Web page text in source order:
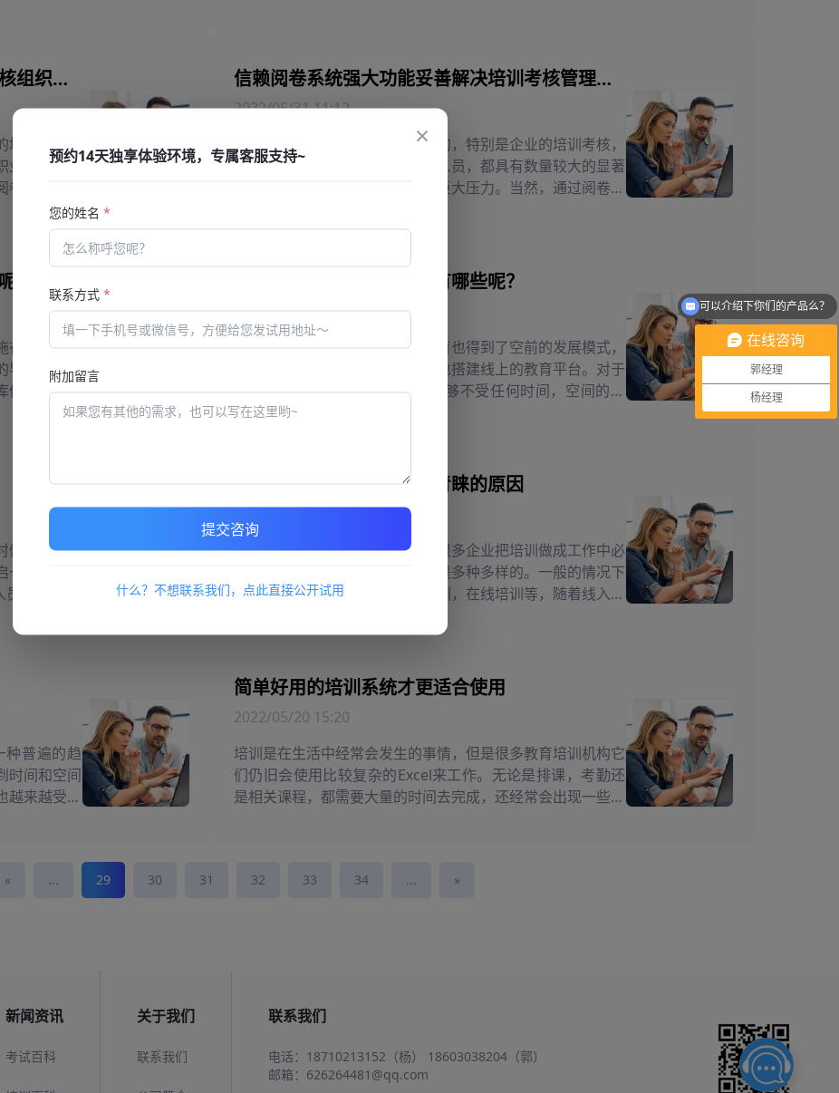
职业技能考核采用阅卷系统细化培训考核组织流程
训和考核
业技能真实
，往往会
信赖阅卷系统强大功能妥善解决培训考核管理难题
2022/05/31 11:12
考试阅卷的工作强度是相对较大的，特别是企业的培训考核，
无论是考试内容还是参加考核的人员，都具有数量较大的显著
特征，这也就给阅卷工作造成了巨大压力。当然，通过阅卷系
？
线培训的
导入以及相
系，并且
远程培训系统具有的优势有哪些呢？
随着互联网的逐渐发展，远程教育也得到了空前的发展模式，
很多线下的教育培训机构，它们也搭建线上的教育平台。对于
培训机构来讲，这样的方式它能够不受任何时间，空间的限
制，随时随地都能够开启这样的培训。而远程...
候，大多数
场培训，
参与的时
远程培训系统越来越受到青睐的原因
2022/05/24 09:36
一个企业的培训是非常重要的，很多企业把培训做成工作中必
不可少的一部分。企业培训形式是多种多样的。一般的情况下
会有员工在职业务培训，面授培训，在线培训等，随着线入性
种普遍的趋
时间和空间
越来越受到
简单好用的培训系统才更适合使用
2022/05/20 15:20
培训是在生活中经常会发生的事情，但是很多教育培训机构它
们仍旧会使用比较复杂的Excel来工作。无论是排课，考勤还
是相关课程，都需要大量的时间去完成，还经常会出现一些错
« ... 29 30 31 32 33 34 ... »
新闻资讯
考试百科
关于我们
联系我们
联系我们
电话： 18710213152（杨）
18603038204（郭）
邮箱： 626264481@qq.com
×
预约14天独享体验环境，专属客服支持~
您的姓名 *
联系方式 *
附加留言
提交咨询
什么？不想联系我们，点此直接公开试用
在线咨询
郭经理
杨经理
可以介绍下你们的产品么？